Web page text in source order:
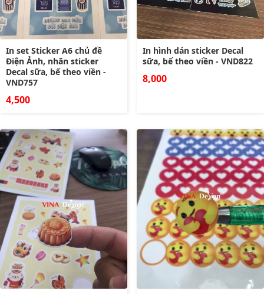
In set Sticker A6 chủ đề
Điện Ảnh, nhãn sticker
Decal sữa, bế theo viền -
VND757
4,500
In hình dán sticker Decal
sữa, bế theo viền - VND822
8,000